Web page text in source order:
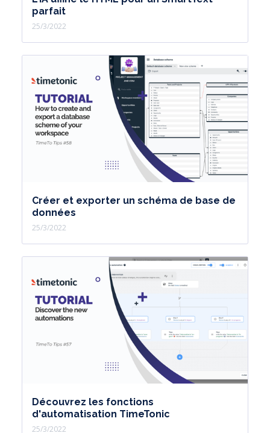
parfait
25/3/2022
Créer et exporter un schéma de base de
données
25/3/2022
Découvrez les fonctions
d'automatisation TimeTonic
25/3/2022